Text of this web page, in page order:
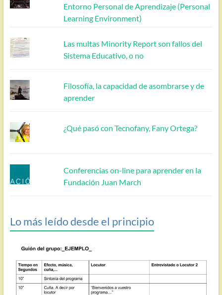
Entorno Personal de Aprendizaje (Personal
Learning Environment)
Las multas Minority Report son fallos del
Sistema Educativo, o no
Filosofía, la capacidad de asombrarse y de
aprender
¿Qué pasó con Tecnofany, Fany Ortega?
Conferencias on-line para aprender en la
Fundación Juan March
Lo más leído desde el principio